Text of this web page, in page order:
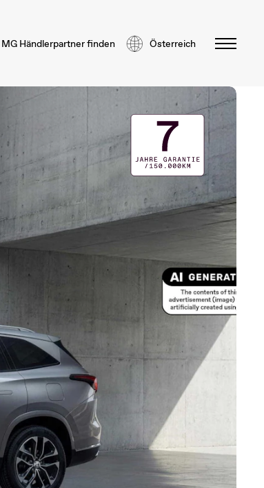
MG Händlerpartner finden Österreich